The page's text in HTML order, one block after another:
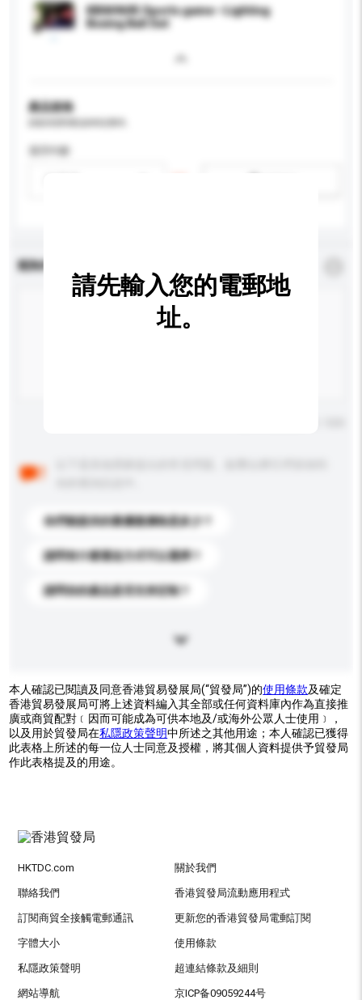
KB049695 Sports game--Lighting
Boxing Ball Set
產品規格
適用年齡
查詢內容
你們能提供的最優惠價格是多少？
請問有什麼運送方式可以選擇？
請問你的產品是否支持定制？
請先輸入您的電郵地
址。
本人確認已閱讀及同意香港貿易發展局(“貿發局”)的使用條款及確定
香港貿易發展局可將上述資料編入其全部或任何資料庫內作為直接推
廣或商貿配對﹝因而可能成為可供本地及/或海外公眾人士使用﹞，
以及用於貿發局在私隱政策聲明中所述之其他用途；本人確認已獲得
此表格上所述的每一位人士同意及授權，將其個人資料提供予貿發局
作此表格提及的用途。
HKTDC.com 關於我們
聯絡我們 香港貿發局流動應用程式
訂閱商貿全接觸電郵通訊 更新您的香港貿發局電郵訂閱
字體大小 使用條款
私隱政策聲明 超連結條款及細則
網站導航 京ICP备09059244号